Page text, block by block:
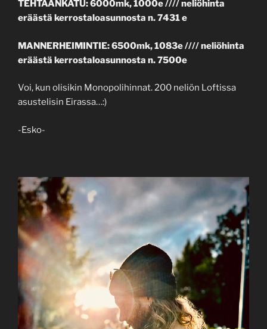
TEHTAANKATU: 6000mk, 1000e //// neliöhinta
eräästä kerrostaloasunnosta n. 7431 e
MANNERHEIMINTIE: 6500mk, 1083e //// neliöhinta
eräästä kerrostaloasunnosta n. 7500e
Voi, kun olisikin Monopolihinnat. 200 neliön Loftissa
asustelisin Eirassa…:)
-Esko-